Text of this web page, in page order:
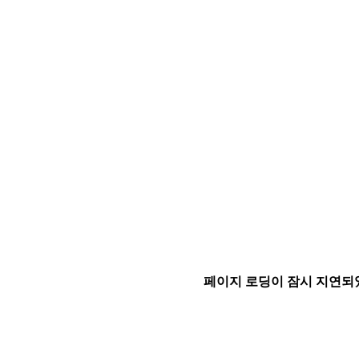
페이지 로딩이 잠시 지연